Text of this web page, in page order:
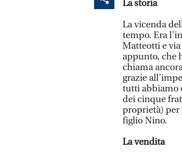
La storia
La vicenda
tempo. Era
Matteotti e via
appunto, che
chiama
grazie
tutti abbiamo
dei cinque
proprietà) per
figlio Nino.
La vendita